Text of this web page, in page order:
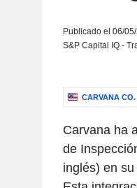
Publicado el 06/
S&P Capital IQ -
CARVANA CO.
Carvana ha
de
inglés) en